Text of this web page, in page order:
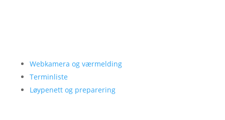
Webkamera og værmelding
Terminliste
Løypenett og preparering